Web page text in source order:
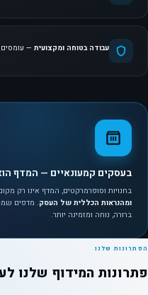
עבודה בטוחה ומקצועית — עומסים
בעסקים קמעונאיים — המדף
בחנויות וסופרמרקטים, המדף אינו רק
ומהנראות הכללית של העסק. מדפים
ברורה, נוחה ומזמינה יותר.
הפתרונות שלנו
פתרונות המידוף שלנו